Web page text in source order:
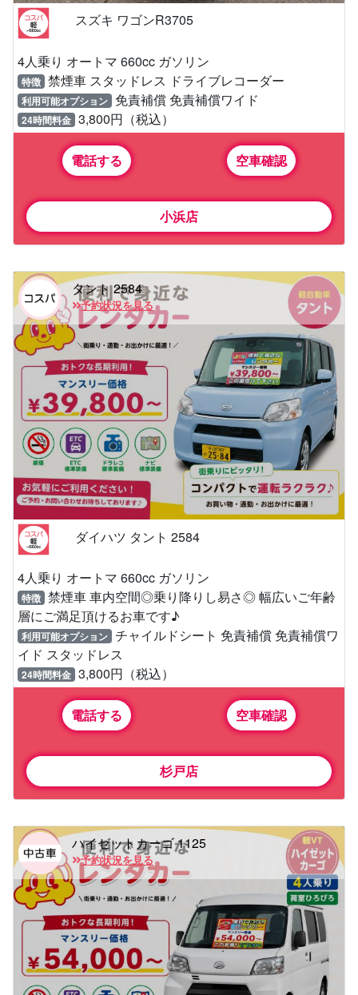
スズキ ワゴンR3705
4人乗り オートマ 660cc ガソリン
特徴 禁煙車 スタッドレス ドライブレコーダー
利用可能オプション 免責補償 免責補償ワイド
24時間料金 3,800円（税込）
電話する 空車確認
小浜店
タント 2584
予約状況を見る
ダイハツ タント 2584
4人乗り オートマ 660cc ガソリン
特徴 禁煙車 車内空間◎乗り降りし易さ◎ 幅広いご年齢
層にご満足頂けるお車です♪
利用可能オプション チャイルドシート 免責補償 免責補償ワ
イド スタッドレス
24時間料金 3,800円（税込）
電話する 空車確認
杉戸店
ハイゼットカーゴ 1125
予約状況を見る